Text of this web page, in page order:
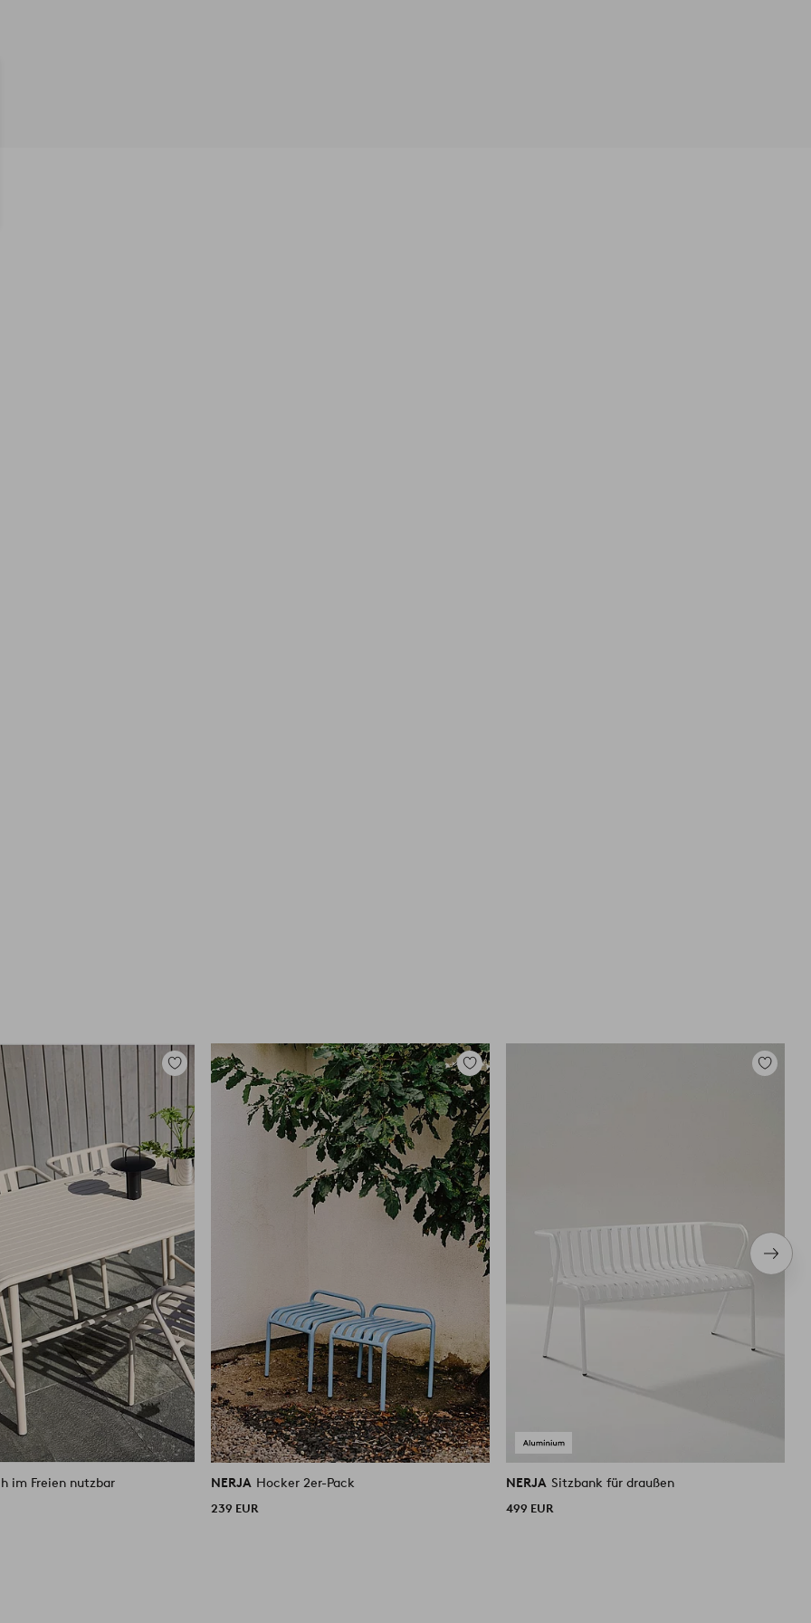
Zu
Favoriten
im Freien nutzbar
Zu
Favoriten
hinzufügen
NERJA Hocker 2er-Pack
239 EUR
Zu
NERJA Sitzbank für draußen
499 EUR